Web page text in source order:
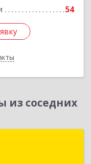
54
из соседних